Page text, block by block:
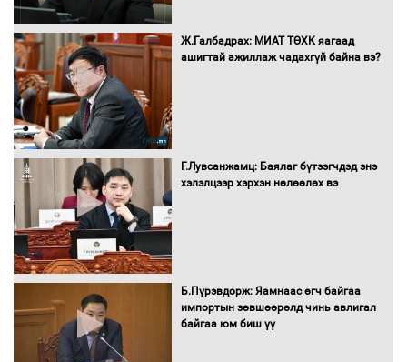
Нөөцийн махны худалдаа,
Монгол Улс “COP17”-д “Тал хээрийн
төлөвлөгөө”-гөө танилцуулна
худалдан авах журмыг баталлаа
Ж.Галбадрах: МИАТ ТӨХК яагаад
ашигтай ажиллаж чадахгүй байна вэ?
Г.Лувсанжамц: Баялаг бүтээгчдэд энэ
хэлэлцээр хэрхэн нөлөөлөх вэ
Б.Пүрэвдорж: Яамнаас өгч байгаа
импортын зөвшөөрөлд чинь авлигал
байгаа юм биш үү